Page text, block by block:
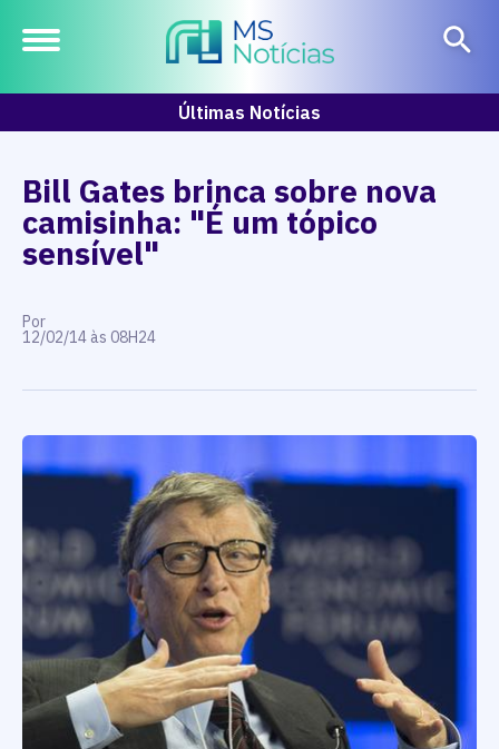
Últimas Notícias
Bill Gates brinca sobre nova
camisinha: "É um tópico
sensível"
Por
12/02/14 às 08H24